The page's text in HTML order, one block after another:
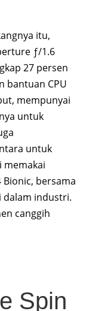
itu,
ƒ/1.6
27 persen
bantuan CPU
mempunyai
untuk
untuk
memakai
bersama
dalam industri.
canggih
Spin